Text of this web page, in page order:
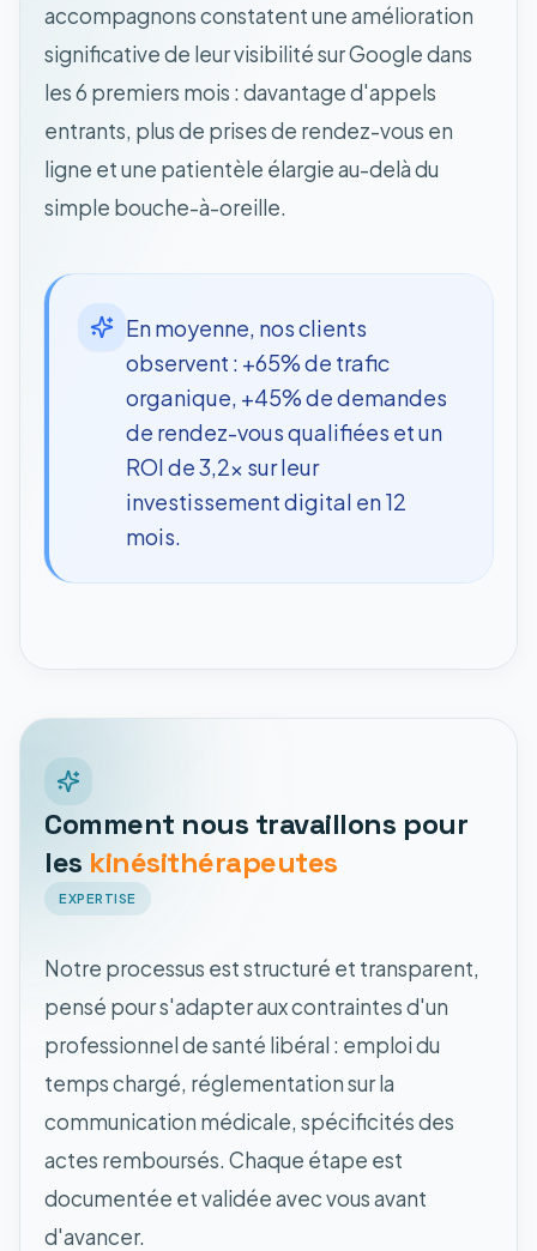
accompagnons constatent une amélioration
significative de leur visibilité sur Google dans
les 6 premiers mois : davantage d'appels
entrants, plus de prises de rendez-vous en
ligne et une patientèle élargie au-delà du
simple bouche-à-oreille.
En moyenne, nos clients
observent : +65% de trafic
organique, +45% de demandes
de rendez-vous qualifiées et un
ROI de 3,2x sur leur
investissement digital en 12
mois.
Comment nous travaillons pour
les kinésithérapeutes
EXPERTISE
Notre processus est structuré et transparent,
pensé pour s'adapter aux contraintes d'un
professionnel de santé libéral : emploi du
temps chargé, réglementation sur la
communication médicale, spécificités des
actes remboursés. Chaque étape est
documentée et validée avec vous avant
d'avancer.